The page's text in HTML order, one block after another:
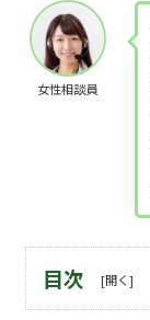
女性相談員
目次